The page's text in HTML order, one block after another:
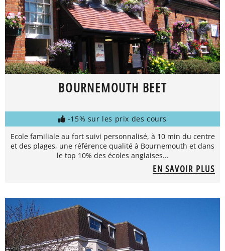
BOURNEMOUTH BEET
-15% sur les prix des cours
Ecole familiale au fort suivi personnalisé, à 10 min du centre
et des plages, une référence qualité à Bournemouth et dans
le top 10% des écoles anglaises...
EN SAVOIR PLUS